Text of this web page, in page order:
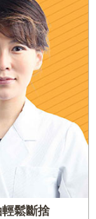
鬆斷捨